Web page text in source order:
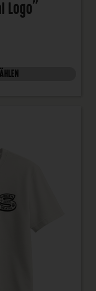
Logo"